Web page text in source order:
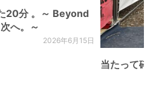
20分 。～ Beyond
へ。～
2026年6月15日
当たって砕